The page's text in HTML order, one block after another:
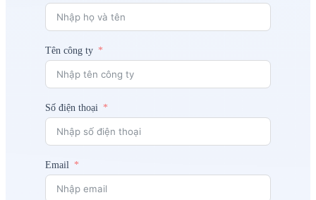
Tên công ty
Số điện thoại
Email